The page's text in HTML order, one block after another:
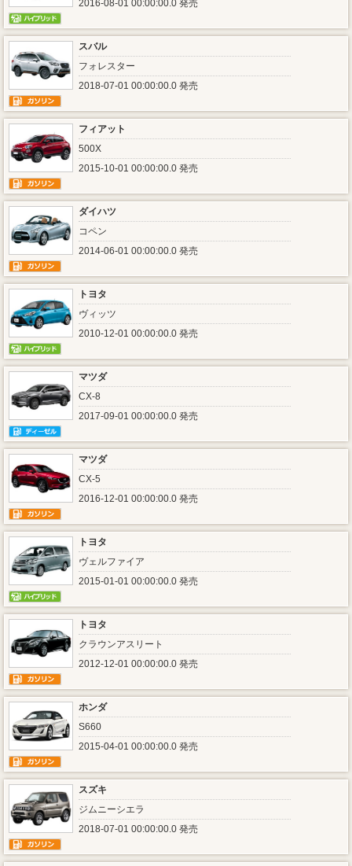
2016-08-01 00:00:00.0 発売
スバル
フォレスター
2018-07-01 00:00:00.0 発売
フィアット
500X
2015-10-01 00:00:00.0 発売
ダイハツ
コペン
2014-06-01 00:00:00.0 発売
トヨタ
ヴィッツ
2010-12-01 00:00:00.0 発売
マツダ
CX-8
2017-09-01 00:00:00.0 発売
マツダ
CX-5
2016-12-01 00:00:00.0 発売
トヨタ
ヴェルファイア
2015-01-01 00:00:00.0 発売
トヨタ
クラウンアスリート
2012-12-01 00:00:00.0 発売
ホンダ
S660
2015-04-01 00:00:00.0 発売
スズキ
ジムニーシエラ
2018-07-01 00:00:00.0 発売